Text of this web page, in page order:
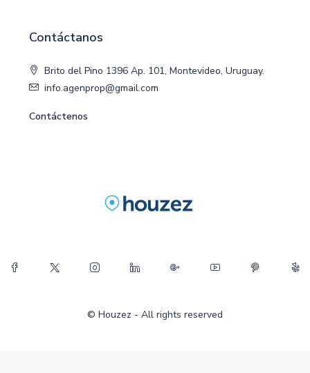
Contáctanos
Brito del Pino 1396 Ap. 101, Montevideo, Uruguay.
info.agenprop@gmail.com
Contáctenos
© Houzez - All rights reserved